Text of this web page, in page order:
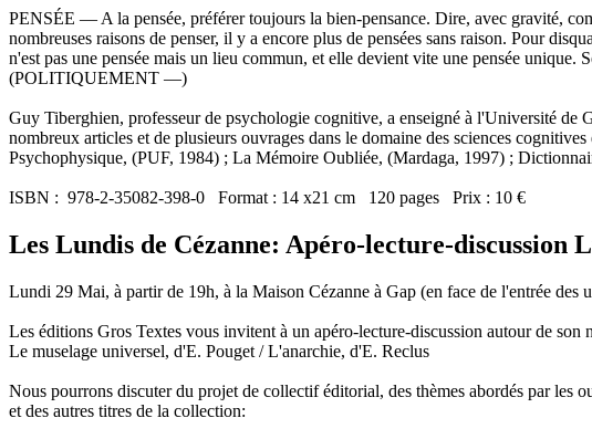
PENSÉE — A la pensée, préférer toujours la bien-pensance. Dire, avec gravité,
nombreuses raisons de penser, il y a encore plus de pensées sans raison. Pour
n'est pas une pensée mais un lieu commun, et elle devient vite une pensée
(POLITIQUEMENT —)
Guy Tiberghien, professeur de psychologie cognitive, a enseigné à l'Université de
nombreux articles et de plusieurs ouvrages dans le domaine des sciences
Psychophysique, (PUF, 1984) ; La Mémoire Oubliée, (Mardaga, 1997) ;
ISBN : 978-2-35082-398-0 Format : 14 x21 cm 120 pages Prix : 10 €
Les Lundis de Cézanne: Apéro-lecture-discussion
Lundi 29 Mai, à partir de 19h, à la Maison Cézanne à Gap (en face de l'entrée des
Les éditions Gros Textes vous invitent à un apéro-lecture-discussion autour de son
Le muselage universel, d'E. Pouget / L'anarchie, d'E. Reclus
Nous pourrons discuter du projet de collectif éditorial, des thèmes abordés par les
et des autres titres de la collection: